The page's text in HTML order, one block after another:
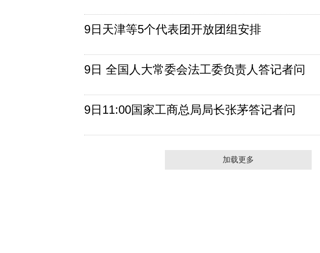
9日天津等5个代表团开放团组安排
9日 全国人大常委会法工委负责人答记者问
9日11:00国家工商总局局长张茅答记者问
加载更多